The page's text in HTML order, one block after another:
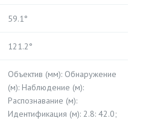
59.1°
121.2°
Объектив (мм): Обнаружение
(м): Наблюдение (м):
Распознавание (м):
Идентификация (м): 2.8: 42.0;